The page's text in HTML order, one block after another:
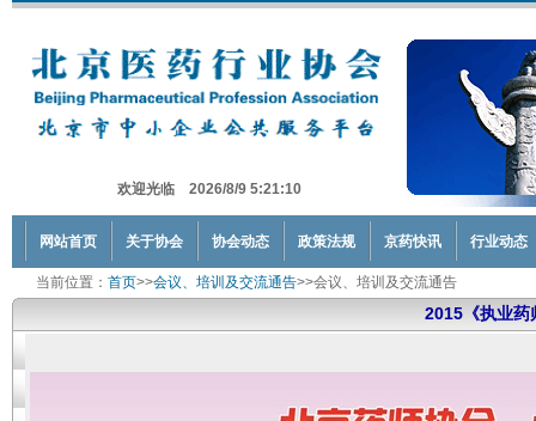
欢迎光临 2026/8/9 5:21:10
网站首页 关于协会 协会动态 政策法规 京药快讯 行业动态
当前位置： 首页>>会议、培训及交流通告>>会议、培训及交流通告
2015《执业药